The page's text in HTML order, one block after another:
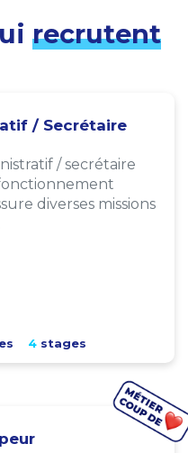
recrutent
/ Secrétaire
/ secrétaire
diverses missions
4stages